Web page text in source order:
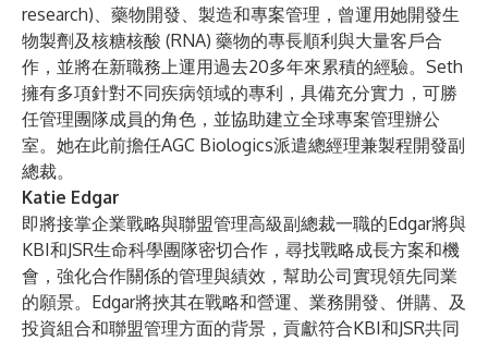
research)、藥物開發、製造和專案管理，曾運用她開發生
物製劑及核糖核酸 (RNA) 藥物的專長順利與大量客戶合
作，並將在新職務上運用過去20多年來累積的經驗。Seth
擁有多項針對不同疾病領域的專利，具備充分實力，可勝
任管理團隊成員的角色，並協助建立全球專案管理辦公
室。她在此前擔任AGC Biologics派遣總經理兼製程開發副
總裁。
Katie Edgar
即將接掌企業戰略與聯盟管理高級副總裁一職的Edgar將與
KBI和JSR生命科學團隊密切合作，尋找戰略成長方案和機
會，強化合作關係的管理與績效，幫助公司實現領先同業
的願景。Edgar將挾其在戰略和營運、業務開發、併購、及
投資組合和聯盟管理方面的背景，貢獻符合KBI和JSR共同